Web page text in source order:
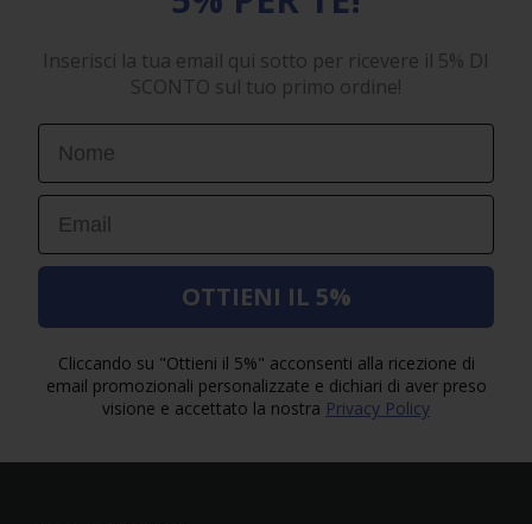
Inserisci la tua email qui sotto per ricevere il 5% DI
SCONTO sul tuo primo ordine!
First Name
Email
OTTIENI IL 5%
Cliccando su "Ottieni il 5%" acconsenti alla ricezione di
email promozionali personalizzate e dichiari di aver preso
visione e accettato la nostra Privacy Policy